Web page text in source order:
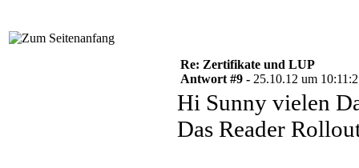
Re: Zertifikate und LUP
Antwort #9 - 25.10.12 um
Hi Sunny vielen
Das Reader